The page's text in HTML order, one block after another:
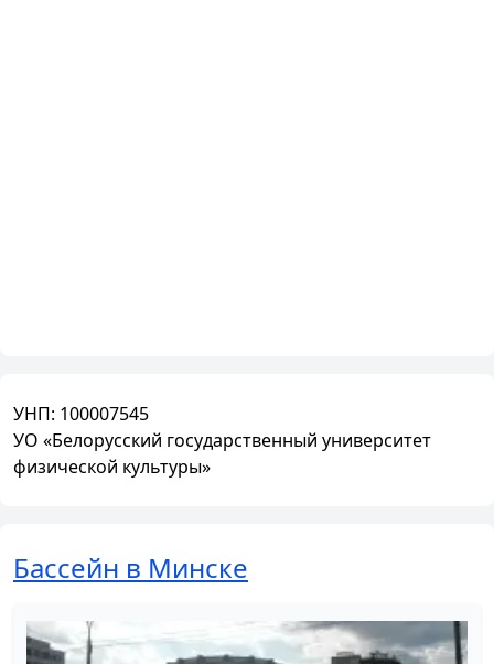
УНП: 100007545
УО «Белорусский государственный университет
физической культуры»
Бассейн в Минске